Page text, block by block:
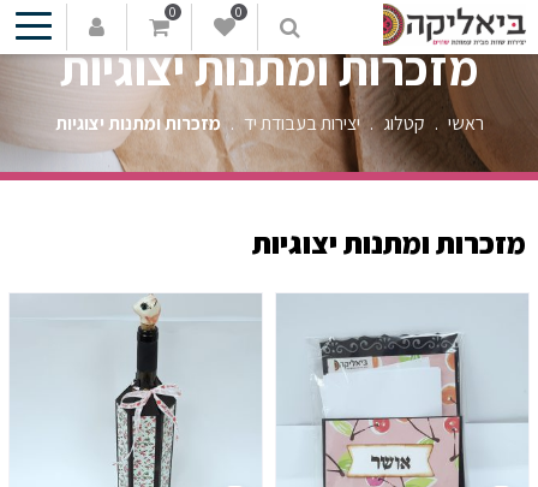
0
0
מזכרות ומתנות יצוגיות
ראשי . קטלוג . יצירות בעבודת יד . מזכרות ומתנות יצוגיות
מזכרות ומתנותיצוגיות